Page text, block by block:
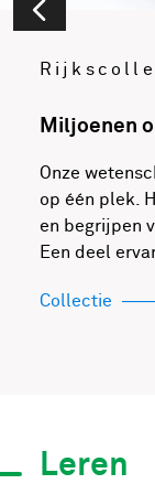
Miljoenen
Onze
op één plek.
en begrijpen
Een deel
Collectie
Leren